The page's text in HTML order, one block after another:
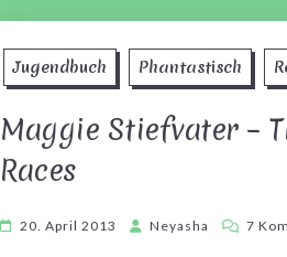
Jugendbuch Phantastisch
Maggie Stiefvater –
Races
20. April 2013 Neyasha 7